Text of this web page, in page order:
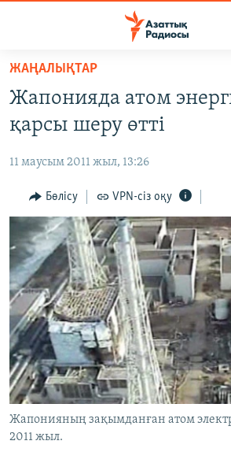
Skip
main
content
to
Navigation
Skip
Search
AZATTYQTV
ҚАҢТАР ОҚИҒАСЫ
АДАМ ҚҰҚЫҚТАРЫ
ӘЛЕУМЕТ
ӘЛЕМ
АРНАЙЫ ЖОБАЛАР
Русский
ЖАЗЫЛЫҢЫЗ
Басқа тілдерде
ЖАҢАЛЫҚТАР
Жапонияда атом
қарсы шеру өтті
11 маусым 2011 жыл, 13:26
Бөлісу VPN-сіз оқу
Жапонияның зақымданған атом
2011 жыл.